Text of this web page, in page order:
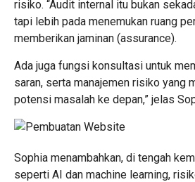
risiko. “Audit internal itu bukan
tapi lebih pada menemukan ruang
memberikan jaminan (assurance).
Ada juga fungsi konsultasi untuk
saran, serta manajemen risiko yang
potensi masalah ke depan,” jelas
Sophia menambahkan, di tengah
seperti AI dan machine learning,